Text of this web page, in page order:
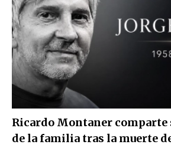
Ricardo Montaner comparte
de la familia tras la muerte